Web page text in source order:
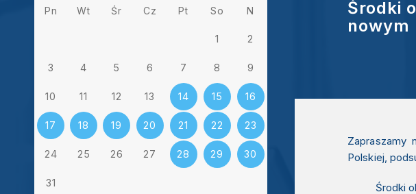
Środki
nowym
Zapraszamy
Polskiej,
Środki
Pn Wt Śr Cz Pt So N
1 2
3 4 5 6 7 8 9
10 11 12 13 14 15 16
17 18 19 20 21 22 23
24 25 26 27 28 29 30
31